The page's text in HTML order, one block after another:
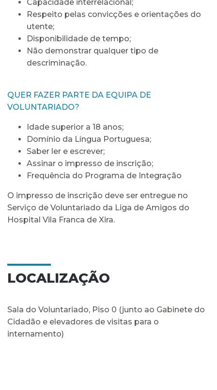
Capacidade interrelacional;
Respeito pelas convicções e orientações do
utente;
Disponibilidade de tempo;
Não demonstrar qualquer tipo de
descriminação.
QUER FAZER PARTE DA EQUIPA DE
VOLUNTARIADO?
Idade superior a 18 anos;
Domínio da Língua Portuguesa;
Saber ler e escrever;
Assinar o impresso de inscrição;
Frequência do Programa de Integração
O impresso de inscrição deve ser entregue no
Serviço de Voluntariado da Liga de Amigos do
Hospital Vila Franca de Xira.
LOCALIZAÇÃO
Sala do Voluntariado, Piso 0 (junto ao Gabinete do
Cidadão e elevadores de visitas para o
internamento)